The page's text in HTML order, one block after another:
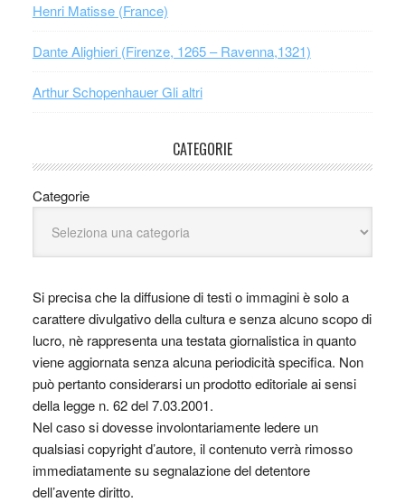
Henri Matisse (France)
Dante Alighieri (Firenze, 1265 – Ravenna,1321)
Arthur Schopenhauer Gli altri
CATEGORIE
Categorie
Si precisa che la diffusione di testi o immagini è solo a
carattere divulgativo della cultura e senza alcuno scopo di
lucro, nè rappresenta una testata giornalistica in quanto
viene aggiornata senza alcuna periodicità specifica. Non
può pertanto considerarsi un prodotto editoriale ai sensi
della legge n. 62 del 7.03.2001.
Nel caso si dovesse involontariamente ledere un
qualsiasi copyright d’autore, il contenuto verrà rimosso
immediatamente su segnalazione del detentore
dell’avente diritto.